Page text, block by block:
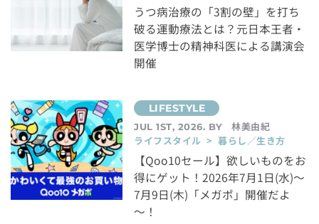
うつ病治療の「3割の壁」を打ち
破る運動療法とは？元日本王者・
医学博士の精神科医による講演会
開催
JUL 1ST, 2026. BY
林美由紀
ライフスタイル > 暮らし／生き方
【Qoo10セール】欲しいものをお
得にゲット！2026年7月1日(水)～
7月9日(木)「メガポ」開催だよ
～！